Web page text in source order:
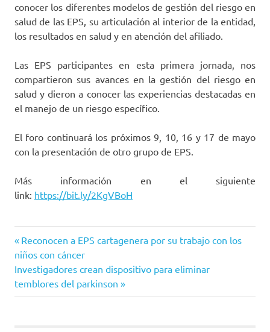
conocer los diferentes modelos de gestión del riesgo en
salud de las EPS, su articulación al interior de la entidad,
los resultados en salud y en atención del afiliado.
Las EPS participantes en esta primera jornada, nos
compartieron sus avances en la gestión del riesgo en
salud y dieron a conocer las experiencias destacadas en
el manejo de un riesgo específico.
El foro continuará los próximos 9, 10, 16 y 17 de mayo
con la presentación de otro grupo de EPS.
Más información en el siguiente
link: https://bit.ly/2KgVBoH
Salud
Coosalud
Emssanar
Navegación
de
entradas
Entrada
anterior:
Reconocen a EPS cartagenera por su trabajo con los
niños con cáncer
Siguiente
entrada:
Investigadores crean dispositivo para eliminar
temblores del parkinson